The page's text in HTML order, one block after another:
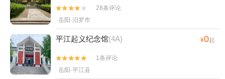


28条评论
岳阳·汨罗市
平江起义纪念馆(4A) ¥0起


1条评论
岳阳·平江县